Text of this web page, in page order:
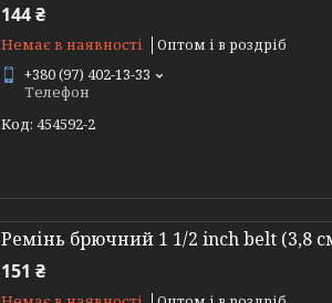
144 ₴
Немає в наявності Оптом і в роздріб
+380 (97) 402-13-33
Телефон
454592-2
Ремінь брючний 1 1/2 inch belt (3,8
151 ₴